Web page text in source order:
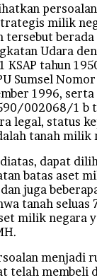
milik
tersebut berada
Udara
KSAP tahun
Sumsel
1996,
002068/1 b
legal, status
tanah milik
dapat
batas aset
juga
tanah seluas
milik negara
menjadi
telah membeli